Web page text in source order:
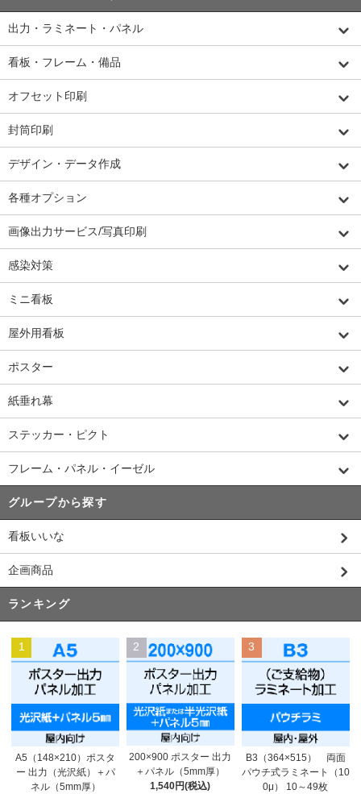
出力・ラミネート・パネル
看板・フレーム・備品
オフセット印刷
封筒印刷
デザイン・データ作成
各種オプション
画像出力サービス/写真印刷
感染対策
ミニ看板
屋外用看板
ポスター
紙垂れ幕
ステッカー・ピクト
フレーム・パネル・イーゼル
グループから探す
看板いいな
企画商品
ランキング
1
A5（148×210）ポスタ
ー 出力（光沢紙）＋パ
ネル（5mm厚）
2
200×900 ポスター 出力
＋パネル（5mm厚）
1,540円(税込)
3
B3（364×515） 両面
パウチ式ラミネート（10
0μ） 10～49枚